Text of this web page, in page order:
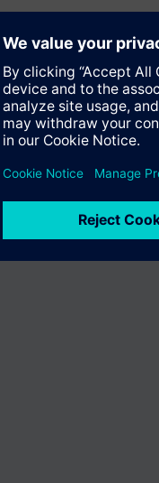
kunnen variëren per